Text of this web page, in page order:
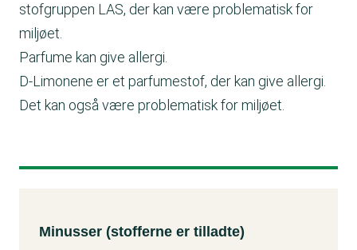
stofgruppen LAS, der kan være problematisk for
miljøet.
Parfume kan give allergi.
D-Limonene er et parfumestof, der kan give allergi.
Det kan også være problematisk for miljøet.
Minusser (stofferne er tilladte)